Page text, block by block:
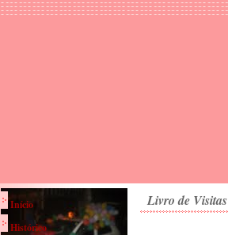
Início
Histórico
Livro de Visitas